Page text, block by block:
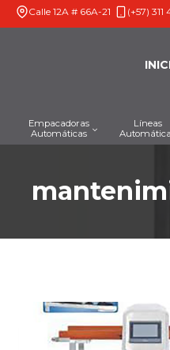
Saltar
al
Calle 12A # 66A-21 (+57)
Empacadoras
Automáticas
Líneas